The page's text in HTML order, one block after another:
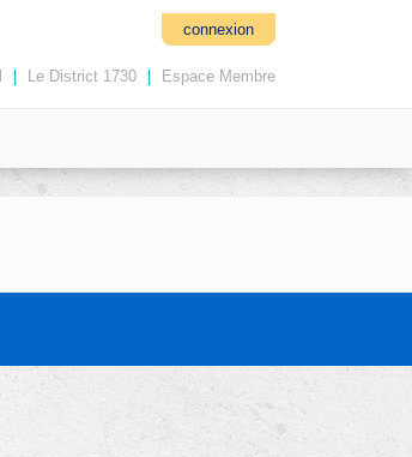
connexion
Le District 1730 Espace Membre